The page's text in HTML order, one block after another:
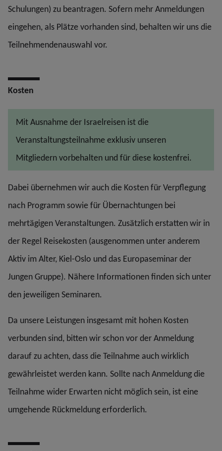
Schulungen) zu beantragen. Sofern mehr Anmeldungen
eingehen, als Plätze vorhanden sind, behalten wir uns die
Teilnehmendenauswahl vor.
Kosten
Mit Ausnahme der Israelreisen ist die
Veranstaltungsteilnahme exklusiv unseren
Mitgliedern vorbehalten und für diese kostenfrei.
Dabei übernehmen wir auch die Kosten für Verpflegung
nach Programm sowie für Übernachtungen bei
mehrtägigen Veranstaltungen. Zusätzlich erstatten wir in
der Regel Reisekosten (ausgenommen unter anderem
Aktiv im Alter, Kiel-Oslo und das Europaseminar der
Jungen Gruppe). Nähere Informationen finden sich unter
den jeweiligen Seminaren.
Da unsere Leistungen insgesamt mit hohen Kosten
verbunden sind, bitten wir schon vor der Anmeldung
darauf zu achten, dass die Teilnahme auch wirklich
gewährleistet werden kann. Sollte nach Anmeldung die
Teilnahme wider Erwarten nicht möglich sein, ist eine
umgehende Rückmeldung erforderlich.